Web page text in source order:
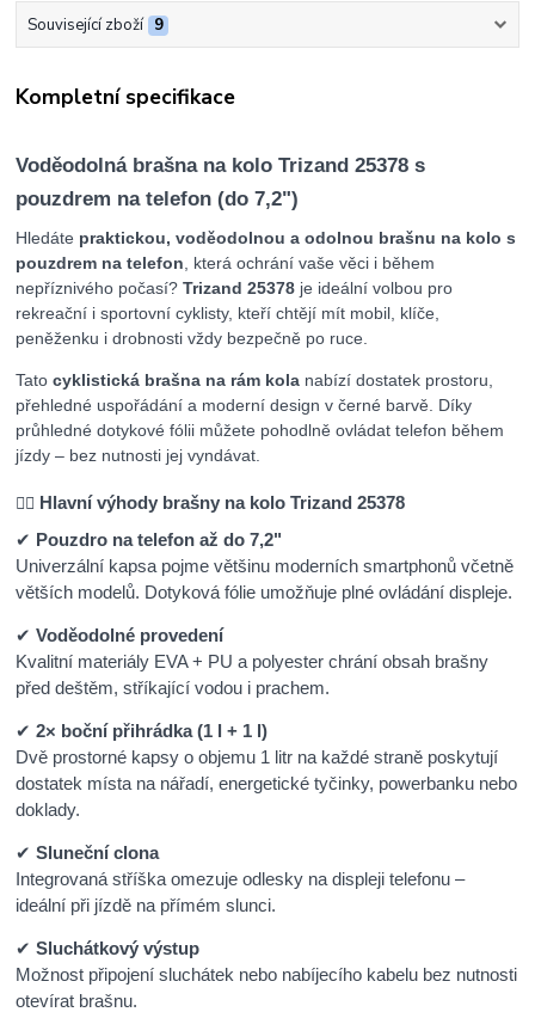
Související zboží 9
Kompletní specifikace
Voděodolná brašna na kolo Trizand 25378 s
pouzdrem na telefon (do 7,2")
Hledáte praktickou, voděodolnou a odolnou brašnu na kolo s
pouzdrem na telefon , která ochrání vaše věci i během
nepříznivého počasí?Trizand 25378 je ideální volbou pro
rekreační i sportovní cyklisty, kteří chtějí mít mobil, klíče,
peněženku i drobnosti vždy bezpečně po ruce.
Tatocyklistická brašna na rám kola nabízí dostatek prostoru,
přehledné uspořádání a moderní design v černé barvě. Díky
průhledné dotykové fólii můžete pohodlně ovládat telefon během
jízdy – bez nutnosti jej vyndávat.
🚴‍♂️ Hlavní výhody brašny na kolo Trizand 25378
✔ Pouzdro na telefon až do 7,2"
Univerzální kapsa pojme většinu moderních smartphonů včetně
větších modelů. Dotyková fólie umožňuje plné ovládání displeje.
✔Voděodolné provedení
Kvalitní materiály EVA + PU a polyester chrání obsah brašny
před deštěm, stříkající vodou i prachem.
✔2× boční přihrádka (1 l + 1 l)
Dvě prostorné kapsy o objemu 1 litr na každé straně poskytují
dostatek místa na nářadí, energetické tyčinky, powerbanku nebo
doklady.
✔Sluneční clona
Integrovaná stříška omezuje odlesky na displeji telefonu –
ideální při jízdě na přímém slunci.
✔Sluchátkový výstup
Možnost připojení sluchátek nebo nabíjecího kabelu bez nutnosti
otevírat brašnu.